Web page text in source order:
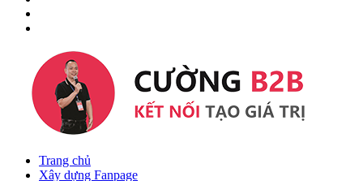
Trang chủ
Xây dựng Fanpage